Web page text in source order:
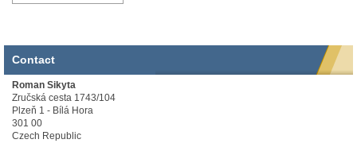
Contact
Roman Sikyta
Zručská cesta 1743/104
Plzeň 1 - Bílá Hora
301 00
Czech Republic